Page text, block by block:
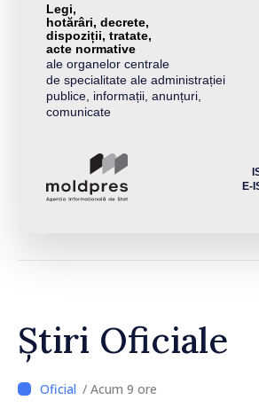
Legi,
hotărâri, decrete,
dispoziții, tratate,
acte normative
ale organelor centrale
de specialitate ale administrației
publice, informații, anunțuri,
comunicate
E-
Știri Oficiale
/ Acum 9 ore